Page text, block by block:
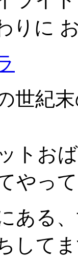
りに
世紀
トお
やっ
ある
して